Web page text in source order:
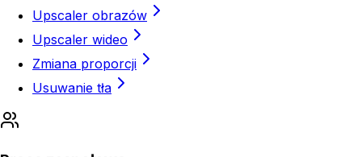
Upscaler obrazów
Upscaler wideo
Zmiana proporcji
Usuwanie tła